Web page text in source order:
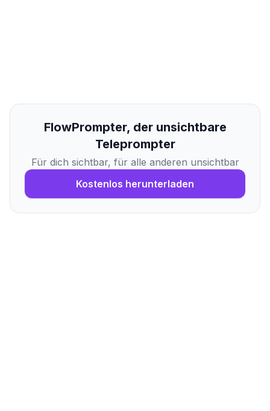
FlowPrompter, der unsichtbare
Teleprompter
Für dich sichtbar, für alle anderen unsichtbar
Kostenlos herunterladen